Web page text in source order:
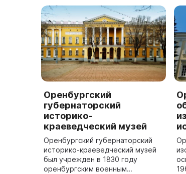
Оренбургский
губернаторский
историко-
краеведческий музей
Оренбургский губернаторский
историко-краеведческий музей
был учрежден в 1830 году
оренбургским военным